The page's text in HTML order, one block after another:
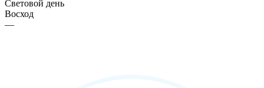
Световой день
Восход
—